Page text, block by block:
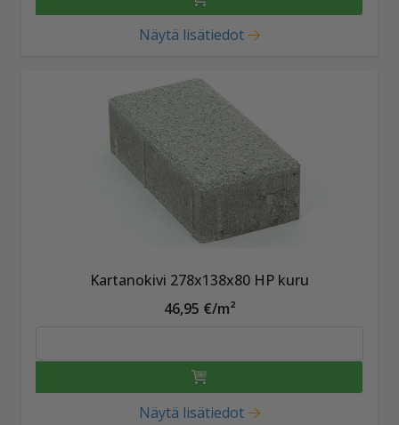
Näytä lisätiedot
Kartanokivi 278x138x80 HP kuru
46,95 €/m²
Näytä lisätiedot